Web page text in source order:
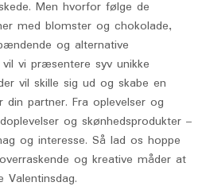
Men hvorfor følge de
med blomster og chokolade,
og alternative
vi præsentere syv unikke
vil skille sig ud og skabe en
partner. Fra oplevelser og
og skønhedsprodukter –
og interesse. Så lad os hoppe
og kreative måder at